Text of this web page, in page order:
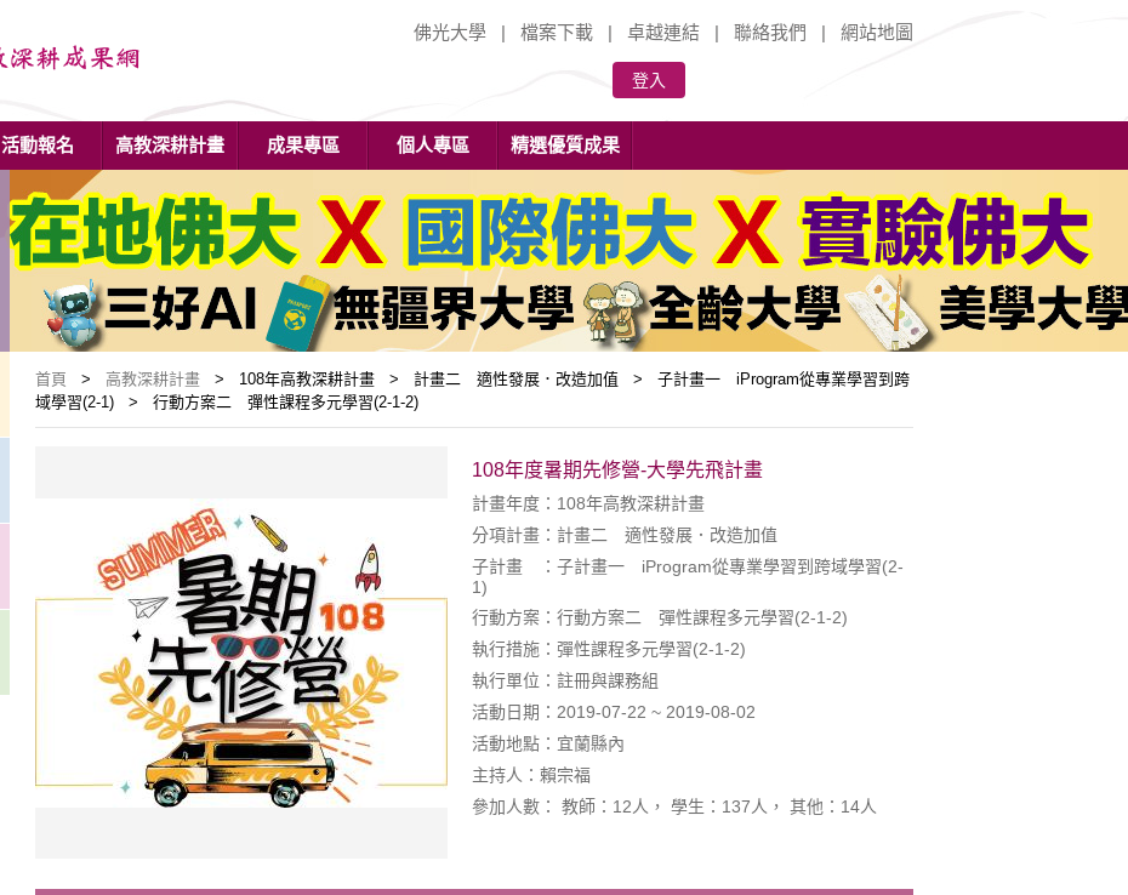
佛光大學 | 檔案下載 | 卓越連結 | 聯絡我們 | 網站地圖
登入
活動報名 高教深耕計畫 成果專區 個人專區 精選優質成果
首頁 > 高教深耕計畫 > 108年高教深耕計畫 > 計畫二 適性發展．改造加值 > 子計畫一 iProgram從專業學習到跨
域學習(2-1) > 行動方案二 彈性課程多元學習(2-1-2)
108年度暑期先修營-大學先飛計畫
計畫年度：108年高教深耕計畫
分項計畫：計畫二 適性發展．改造加值
子計畫 ：子計畫一 iProgram從專業學習到跨域學習(2-
1)
行動方案：行動方案二 彈性課程多元學習(2-1-2)
執行措施：彈性課程多元學習(2-1-2)
執行單位：註冊與課務組
活動日期：2019-07-22 ~ 2019-08-02
活動地點：宜蘭縣內
主持人：賴宗福
參加人數： 教師：12人， 學生：137人， 其他：14人